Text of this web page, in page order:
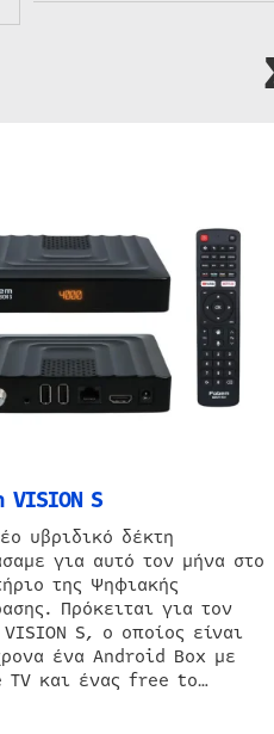
VISION S
υβριδικό δέκτη
για αυτό τον μήνα στο
της Ψηφιακής
Πρόκειται για τον
VISION S, ο οποίος είναι
ένα Android Box με
TV και ένας free to…